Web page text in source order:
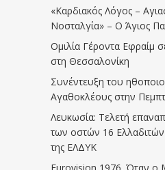
«Καρδιακός Λόγος –
Νοσταλγία» – Ο Άγιος
Ομιλία Γέροντα Εφραίμ
στη Θεσσαλονίκη
Συνέντευξη του
Αγαθοκλέους στην
Λευκωσία: Τελετή
των οστών 16
της ΕΛΔΥΚ